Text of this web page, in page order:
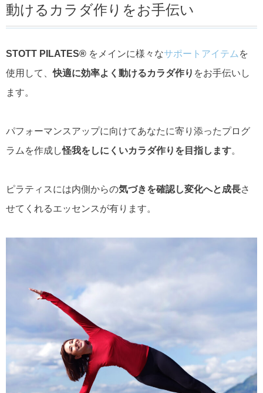
動けるカラダ作りをお手伝い
STOTT PILATES® をメインに様々なサポートアイテム を
使用して、快適に効率よく動けるカラダ作り をお手伝いし
ます。
パフォーマンスアップに向けてあなたに寄り添ったプログ
ラムを作成し怪我をしにくいカラダ作りを目指します。
ピラティスには内側からの気づきを確認し変化へと成長さ
せてくれるエッセンスが有ります。